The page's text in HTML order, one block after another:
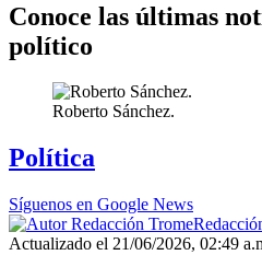
Conoce las últimas
político
Roberto Sánchez.
Política
Síguenos en Google News
Actualizado el 21/06/2026, 02:49